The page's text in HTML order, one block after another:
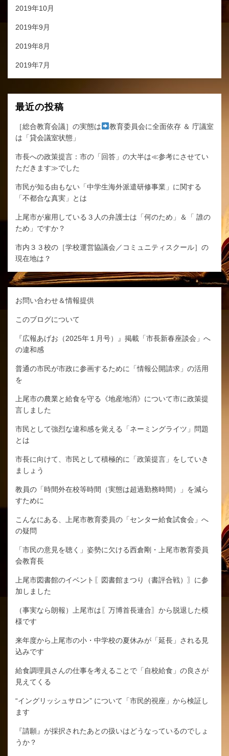
2019年10月
2019年9月
2019年8月
2019年7月
最近の投稿
［総合教育会議］の実態は
教育委員会に全面依存 ＆ 庁議室
は「貸会議室状態」
市長への政策提言：市の「回答」の大半は≪参考にさせてい
ただきます≫でした
市民が知る由もない「中学生海外派遣研修事業」に関する
「不都合な真実」とは
上尾市が雇用している３人の弁護士は「何のため」＆「 誰の
ため」ですか？
市内３３校の［学校運営協議会／コミュニティスクール］の
現在地は？
お問い合わせ＆情報提供
このブログについて
『広報あげお（2025年１月号）』掲載「市長新春座談会」へ
の違和感
普通の市民が市政に参画するために「情報公開請求」の活用
を
上尾市の農業と給食を守る《地産地消》について市に政策提
言しました
市民として強烈な違和感を覚える「ネーミングライツ」問題
とは
市長に向けて、市民として積極的に「政策提言」をしていき
ましょう
教員の「時間外在校等時間（実態は超過勤務時間）」を減ら
すために
こんなにある、上尾市教育委員の「センター給食試食会」へ
の疑問
「市民の意見を聴く」姿勢に欠ける西倉剛・上尾市教育委員
会教育長
上尾市図書館のイベント〖図書館まつり（書評合戦）〗に参
加しました
（事実なら朗報）上尾市は〖万博首長連合〗から脱退した模
様です
来年度から上尾市の小・中学校の夏休みが「延長」される見
込みです
給食調理員さんの仕事を考えることで「自校給食」の良さが
見えてくる
“イングリッシュサロン” について「市民的視座」から検証し
ます
『請願』が採択されたあとの扱いはどうなっているのでしょ
うか？